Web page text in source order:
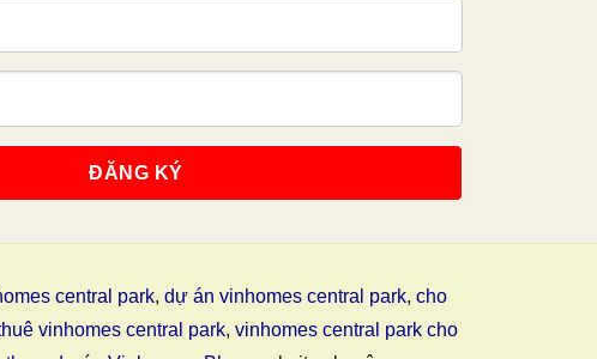
central park, dự án vinhomes central park, cho
vinhomes central park, vinhomes central park cho